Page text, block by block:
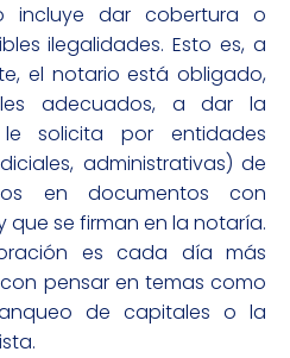
incluye dar cobertura o
ilegalidades. Esto es, a
el notario está obligado,
adecuados, a dar la
solicita por entidades
administrativas) de
en documentos con
se firman en la notaría.
es cada día más
pensar en temas como
de capitales o la